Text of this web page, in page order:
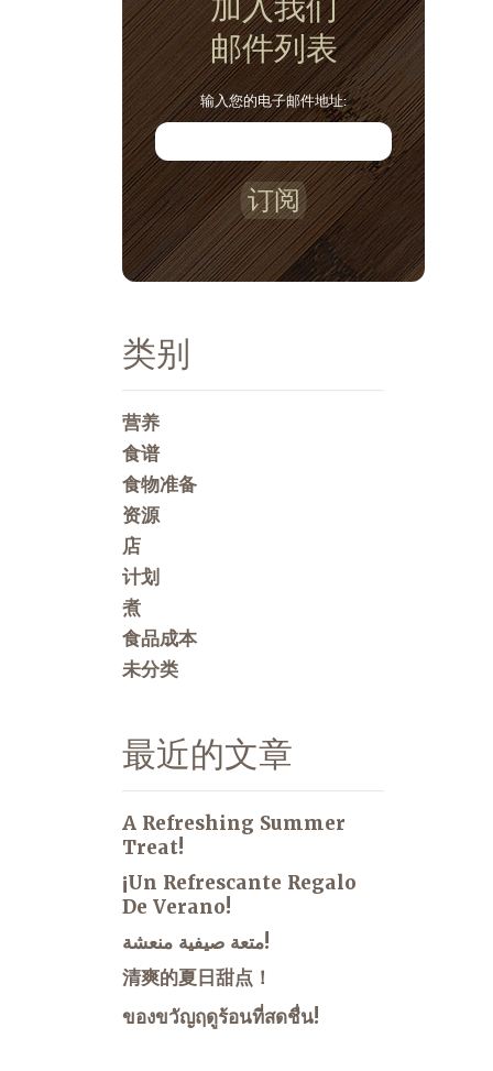
加入我们
邮件列表
输入您的电子邮件地址:
订阅
类别
营养
食谱
食物准备
资源
店
计划
煮
食品成本
未分类
最近的文章
A Refreshing Summer
Treat!
¡Un Refrescante Regalo
De Verano!
متعة صيفية منعشة!
清爽的夏日甜点！
ของขวัญฤดูร้อนที่สดชื่น!